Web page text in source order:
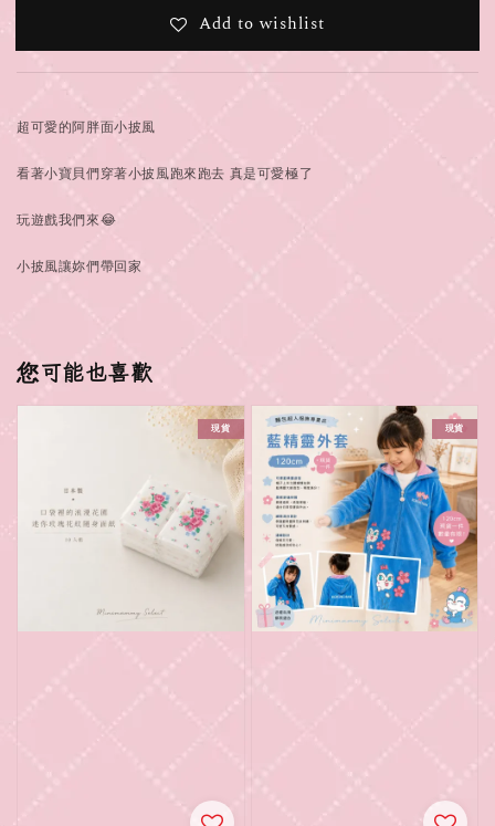
Add to wishlist
超可愛的阿胖面小披風
看著小寶貝們穿著小披風跑來跑去 真是可愛極了
玩遊戲我們來😂
小披風讓妳們帶回家
您可能也喜歡
現貨 現貨